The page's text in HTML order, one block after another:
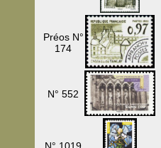
Préos N°
174
N° 552